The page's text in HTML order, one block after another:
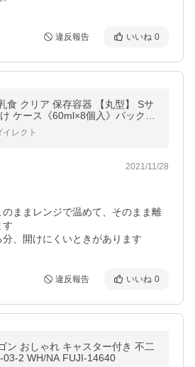
違反報告 いいね 0
食 クリア 保存容器 【丸型】 Sサ
ケース《60ml×8個入》パック
イレクト
2021/11/28
ままレンジで温めて、そのまま離
す
、開けにくいときがあります
違反報告 いいね 0
ン おしゃれ キャスター付き 不二
03-2 WH/NA FUJI-14640